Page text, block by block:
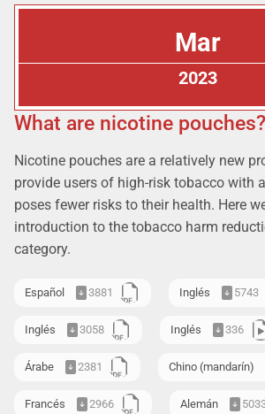
Mar
2023
What are nicotine pouches?
Nicotine pouches are a relatively new
provide users of high-risk tobacco with
poses fewer risks to their health. Here
introduction to the tobacco harm
category.
Español 3881 Inglés 5743
Inglés 3058 Inglés 336
Árabe 2381 Chino (mandarín)
Francés 2966 Alemán